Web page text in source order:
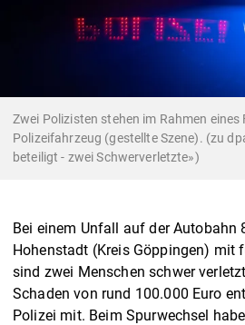
Zwei Polizisten stehen im Rahmen
Polizeifahrzeug (gestellte Szene). (zu
beteiligt - zwei Schwerverletzte»)
Bei einem Unfall auf der Autobahn
Hohenstadt (Kreis Göppingen) mit
sind zwei Menschen schwer
Schaden von rund 100.000 Euro
Polizei mit. Beim Spurwechsel